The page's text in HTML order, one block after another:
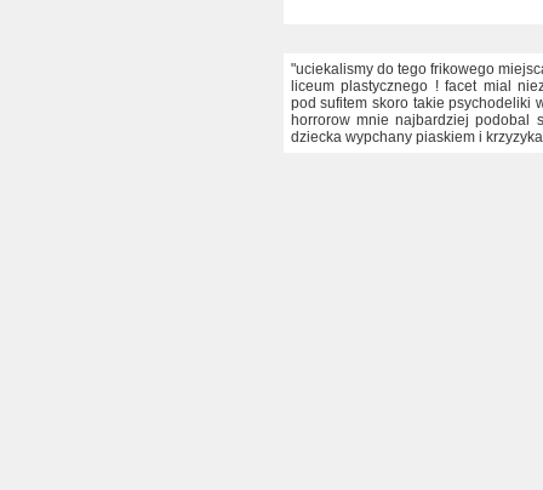
"uciekalismy do tego frikowego
liceum plastycznego ! facet mial
pod sufitem skoro takie psychodeliki
horrorow mnie najbardziej podobal
dziecka wypchany piaskiem i